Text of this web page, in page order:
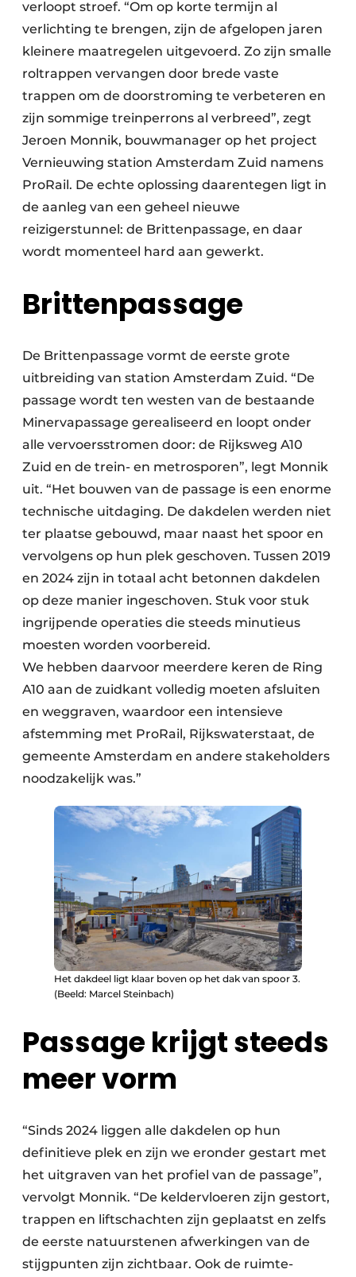
verloopt stroef. “Om op korte termijn al
verlichting te brengen, zijn de afgelopen jaren
kleinere maatregelen uitgevoerd. Zo zijn smalle
roltrappen vervangen door brede vaste
trappen om de doorstroming te verbeteren en
zijn sommige treinperrons al verbreed”, zegt
Jeroen Monnik, bouwmanager op het project
Vernieuwing station Amsterdam Zuid namens
ProRail. De echte oplossing daarentegen ligt in
de aanleg van een geheel nieuwe
reizigerstunnel: de Brittenpassage, en daar
wordt momenteel hard aan gewerkt.
Brittenpassage
De Brittenpassage vormt de eerste grote
uitbreiding van station Amsterdam Zuid. “De
passage wordt ten westen van de bestaande
Minervapassage gerealiseerd en loopt onder
alle vervoersstromen door: de Rijksweg A10
Zuid en de trein- en metrosporen”, legt Monnik
uit. “Het bouwen van de passage is een enorme
technische uitdaging. De dakdelen werden niet
ter plaatse gebouwd, maar naast het spoor en
vervolgens op hun plek geschoven. Tussen 2019
en 2024 zijn in totaal acht betonnen dakdelen
op deze manier ingeschoven. Stuk voor stuk
ingrijpende operaties die steeds minutieus
moesten worden voorbereid.
We hebben daarvoor meerdere keren de Ring
A10 aan de zuidkant volledig moeten afsluiten
en weggraven, waardoor een intensieve
afstemming met ProRail, Rijkswaterstaat, de
gemeente Amsterdam en andere stakeholders
noodzakelijk was.”
Het dakdeel ligt klaar boven op het dak van spoor 3.
(Beeld: Marcel Steinbach)
Passage krijgt steeds
meer vorm
“Sinds 2024 liggen alle dakdelen op hun
definitieve plek en zijn we eronder gestart met
het uitgraven van het profiel van de passage”,
vervolgt Monnik. “De keldervloeren zijn gestort,
trappen en liftschachten zijn geplaatst en zelfs
de eerste natuurstenen afwerkingen van de
stijgpunten zijn zichtbaar. Ook de ruimte-